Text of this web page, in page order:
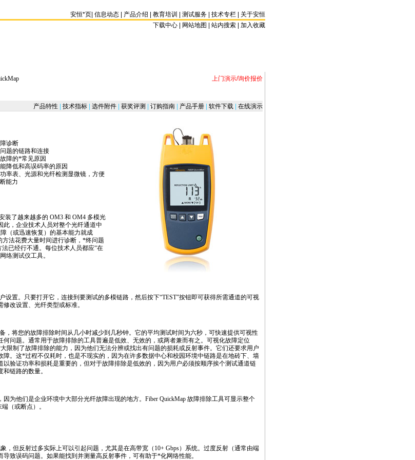
安恒*页 信息动态 产品介绍 教育培训 测试服务 技术专栏
关于安恒
下载中心 | 网站地图 | 站内搜索 加入收藏
上门演示/询价报价
产品特性 技术指标 选件附件 获奖评测 订购指南 产品手册 软件下载 在线演示
诊断
题的链路和连接
障的*常见原因
降低和高误码率的原因
率表、光源和光纤检测显微镜，方便
能力
装了越来越多的 OM3 和 OM4 多模光
，企业技术人员对整个光纤通道中
（或迅速恢复）的基本能力就成
法花费大量时间进行诊断， *终问题
已经行不通。每位技术人员都应“在
络测试仪工具。
设置。只要打开它，连接到要测试的多模链路，然后按下“TEST”按钮即可获得所需通道的可视
改设置、光纤类型或标准。
，将您的故障排除时间从几小时减少到几秒钟。它的平均测试时间为六秒，可快速提供可视性
问题。通常用于故障排除的工具普遍是低效、无效的，或两者兼而有之。可视化故障定位
大限制了故障排除的能力，因为他们无法分辨或找出有问题的损耗或反射事件。它们还要求用户
障。这*过程不仅耗时，也是不现实的，因为在许多数据中心和校园环境中链路是在地砖下、墙
验证功率和损耗是重要的，但对于故障排除是低效的，因为用户必须按顺序挨个测试通道链
链路的数量。
为他们是企业环境中大部分光纤故障出现的地方。Fiber QuickMap 故障排除工具可显示整个
（或断点）。
，但反射过多实际上可以引起问题，尤其是在高带宽（10+ Gbps）系统。过度反射（通常由端
致误码问题。如果能找到并测量高反射事件，可有助于*化网络性能。